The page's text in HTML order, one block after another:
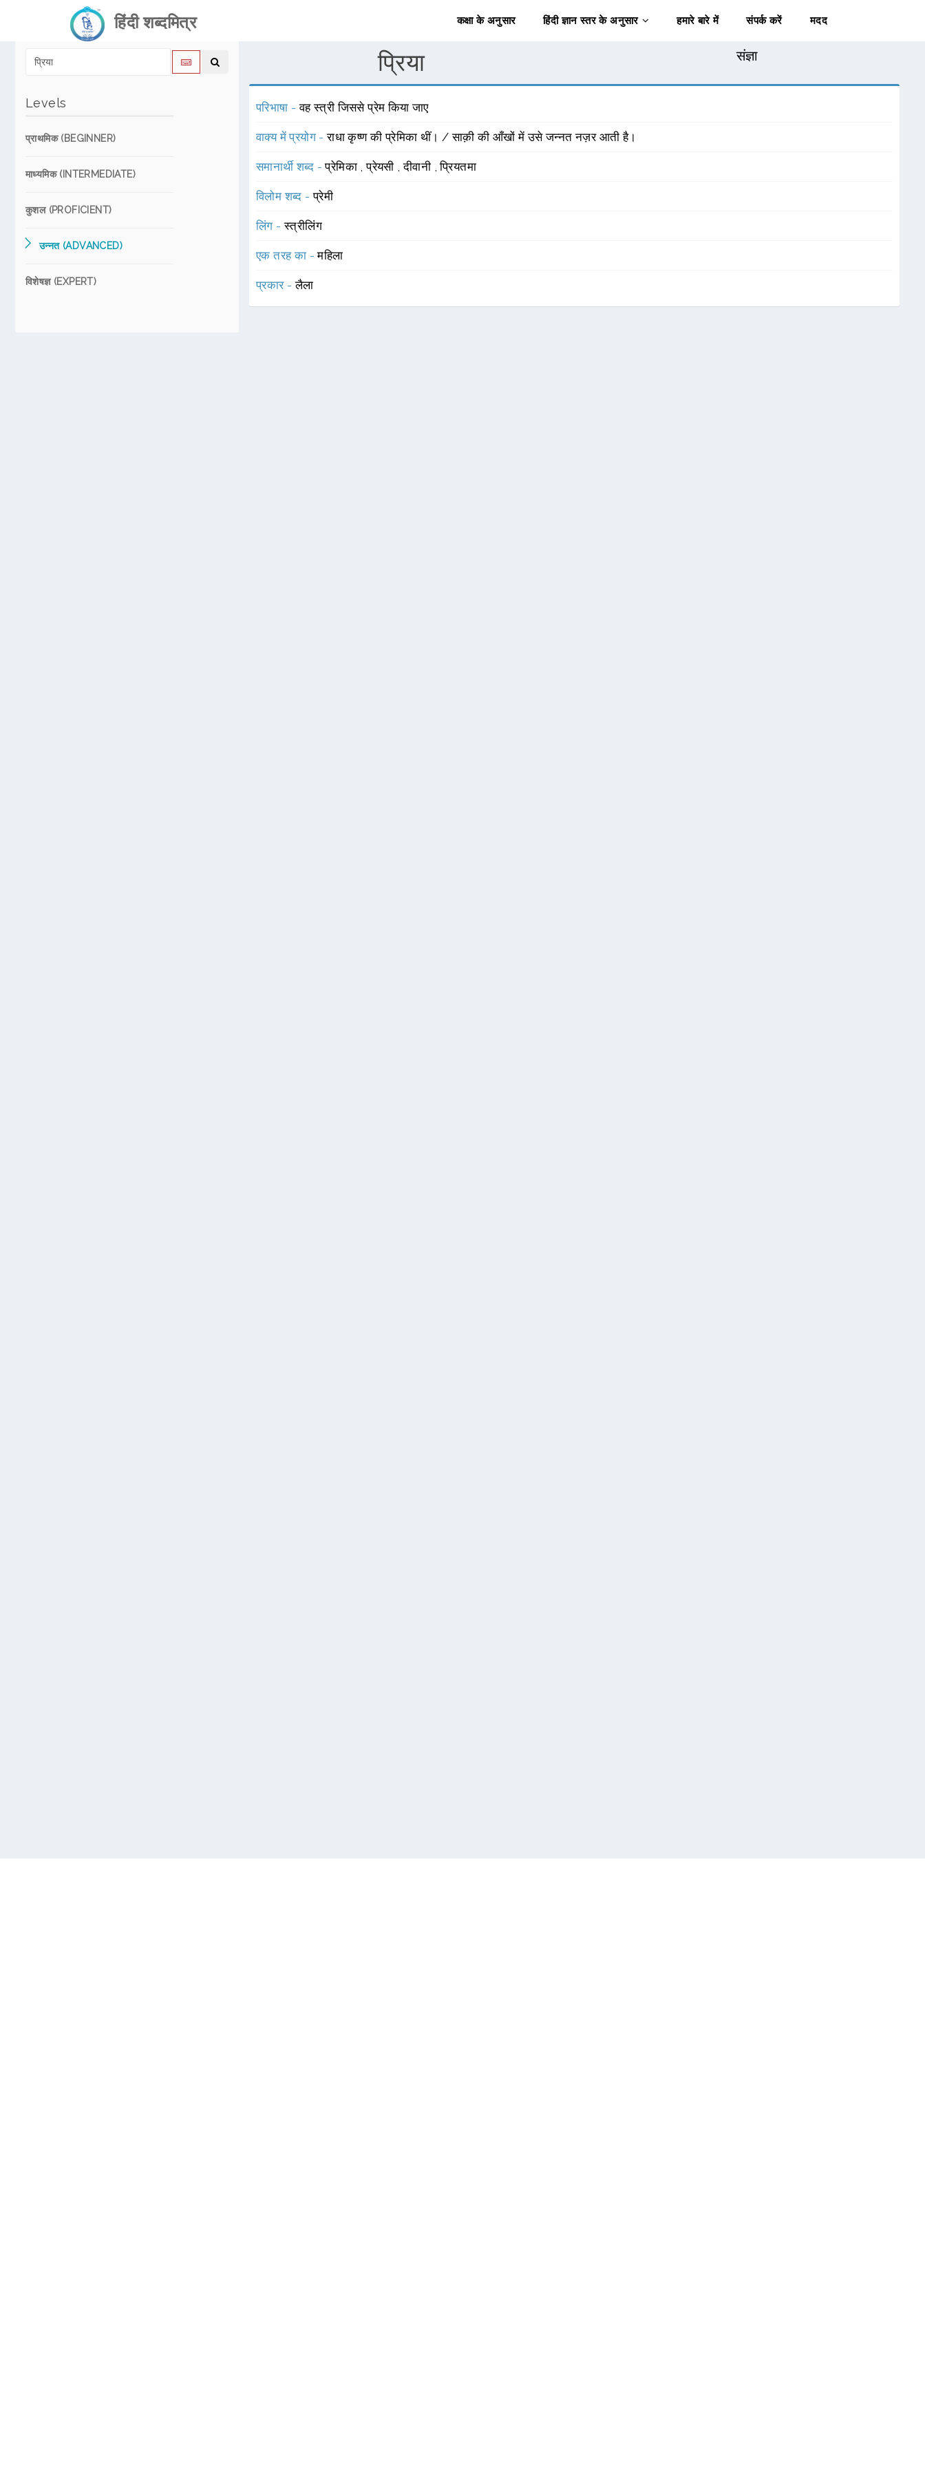
हिंदी शब्दमित्र कक्षा के अनुसार हिंदी ज्ञान स्तर के अनुसार हमारे बारे में संपर्क करें मदद
Levels
प्राथमिक (BEGINNER)
माध्यमिक (INTERMEDIATE)
कुशल (PROFICIENT)
उन्नत (ADVANCED)
विशेषज्ञ (EXPERT)
प्रिया संज्ञा
परिभाषा -वह स्त्री जिससे प्रेम किया जाए
वाक्य में प्रयोग -राधा कृष्ण की प्रेमिका थीं। / साक़ी की आँखों में उसे जन्नत नज़र आती है।
समानार्थी शब्द -प्रेमिका ,प्रेयसी ,दीवानी ,प्रियतमा
विलोम शब्द -प्रेमी
लिंग -स्त्रीलिंग
एक तरह का -महिला
प्रकार -लैला